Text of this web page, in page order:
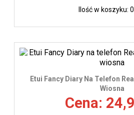
Ilość w koszyku:
Etui Fancy Diary Na Telefon
Wiosna
Cena: